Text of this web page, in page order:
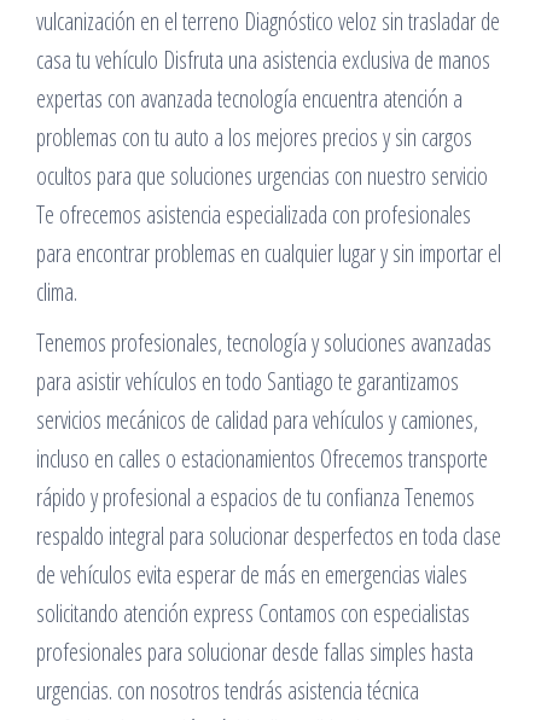
vulcanización en el terreno Diagnóstico veloz sin trasladar de
casa tu vehículo Disfruta una asistencia exclusiva de manos
expertas con avanzada tecnología encuentra atención a
problemas con tu auto a los mejores precios y sin cargos
ocultos para que soluciones urgencias con nuestro servicio
Te ofrecemos asistencia especializada con profesionales
para encontrar problemas en cualquier lugar y sin importar el
clima.
Tenemos profesionales, tecnología y soluciones avanzadas
para asistir vehículos en todo Santiago te garantizamos
servicios mecánicos de calidad para vehículos y camiones,
incluso en calles o estacionamientos Ofrecemos transporte
rápido y profesional a espacios de tu confianza Tenemos
respaldo integral para solucionar desperfectos en toda clase
de vehículos evita esperar de más en emergencias viales
solicitando atención express Contamos con especialistas
profesionales para solucionar desde fallas simples hasta
urgencias. con nosotros tendrás asistencia técnica